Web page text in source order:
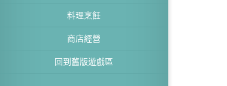
料理烹飪
商店經營
回到舊版遊戲區